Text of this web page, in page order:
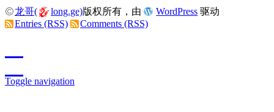
龙哥( long.ge)版权所有，由 WordPress 驱动
Entries (RSS)
Comments (RSS)
Toggle navigation